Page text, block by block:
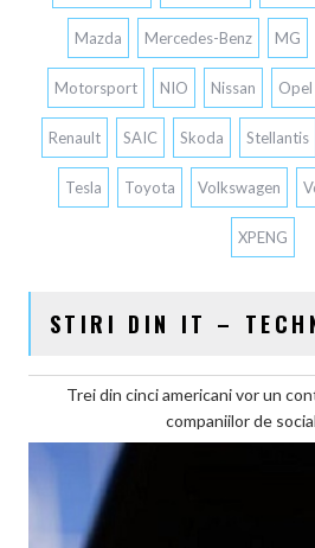
Mazda Mercedes-Benz MG
Motorsport NIO Nissan Opel
Renault SAIC Skoda Stellantis
Tesla Toyota Volkswagen
XPENG
STIRI DIN IT –
Trei din cinci americani vor un
companiilor de